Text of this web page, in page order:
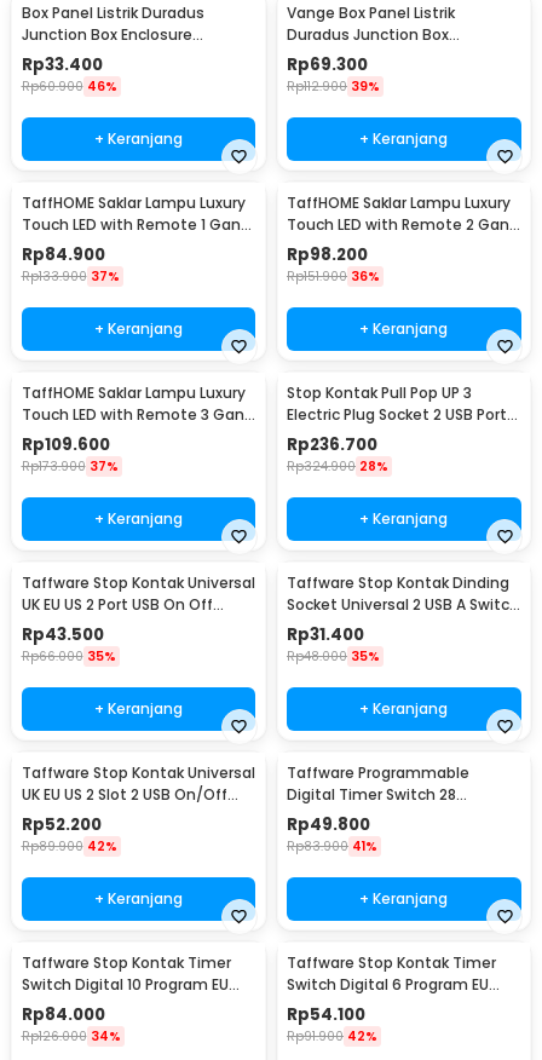
Box Panel Listrik Duradus
Junction Box Enclosure
Waterproof 158x90mm - B1589
Rp33.400
Rp60.900 46%
+ Keranjang
Vange Box Panel Listrik
Duradus Junction Box
Waterproof 238x160x90mm -
VG-I01
Rp69.300
Rp112.900 39%
+ Keranjang
TaffHOME Saklar Lampu Luxury
Touch LED with Remote 1 Gang
- XJG-DH001
Rp84.900
Rp133.900 37%
+ Keranjang
TaffHOME Saklar Lampu Luxury
Touch LED with Remote 2 Gang
- XJG-DH001
Rp98.200
Rp151.900 36%
+ Keranjang
TaffHOME Saklar Lampu Luxury
Touch LED with Remote 3 Gang
- XJG-DH001
Rp109.600
Rp173.900 37%
+ Keranjang
Stop Kontak Pull Pop UP 3
Electric Plug Socket 2 USB Port
EU - PDU
Rp236.700
Rp324.900 28%
+ Keranjang
Taffware Stop Kontak Universal
UK EU US 2 Port USB On Off
Switch - LC-20
Rp43.500
Rp66.000 35%
+ Keranjang
Taffware Stop Kontak Dinding
Socket Universal 2 USB A Switch
250V - LC-19
Rp31.400
Rp48.000 35%
+ Keranjang
Taffware Stop Kontak Universal
UK EU US 2 Slot 2 USB On/Off
Switch - LC-86
Rp52.200
Rp89.900 42%
+ Keranjang
Taffware Programmable
Digital Timer Switch 28
Program 220V/25A(16A) -
THC30A
Rp49.800
Rp83.900 41%
+ Keranjang
Taffware Stop Kontak Timer
Switch Digital 10 Program EU
Plug 16A 230V - KWE-TM02-EU
Rp84.000
Rp126.000 34%
Taffware Stop Kontak Timer
Switch Digital 6 Program EU
Plug 16A 230V - W03
Rp54.100
Rp91.900 42%